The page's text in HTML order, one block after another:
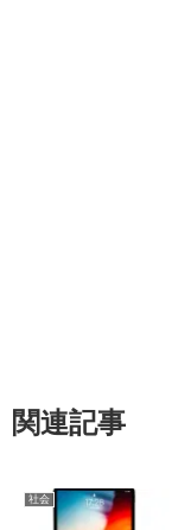
関連記事
社会